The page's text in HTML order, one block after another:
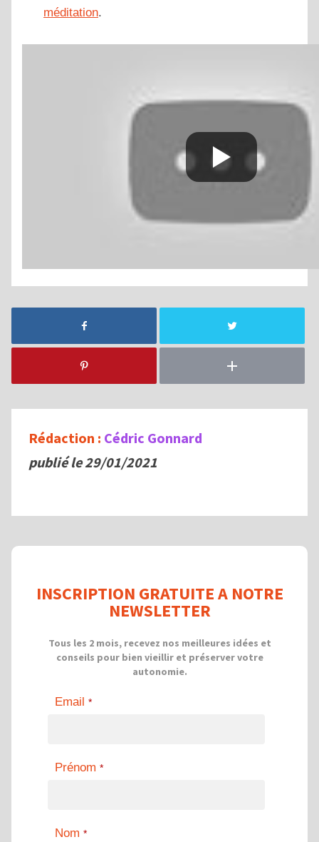
méditation.
Rédaction : Cédric Gonnard
publié le 29/01/2021
INSCRIPTION GRATUITE A NOTRE
NEWSLETTER
Tous les 2 mois, recevez nos meilleures idées et
conseils pour bien vieillir et préserver votre
autonomie.
Email *
Prénom *
Nom *